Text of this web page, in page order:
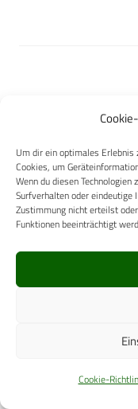
Um dir ein optimales Erlebnis
Cookies, um
Wenn du diesen
Surfverhalten oder eindeutige
Zustimmung nicht erteilst
Funktionen beeinträchtigt
Cookie-
IVF HARTMANN AG